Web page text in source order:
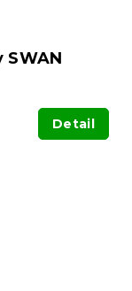
Detail